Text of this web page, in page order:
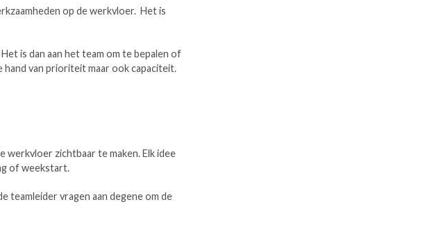
op de werkvloer. Het is
is dan aan het team om te bepalen of
van prioriteit maar ook capaciteit.
werkvloer zichtbaar te maken. Elk idee
of weekstart.
teamleider vragen aan degene om de